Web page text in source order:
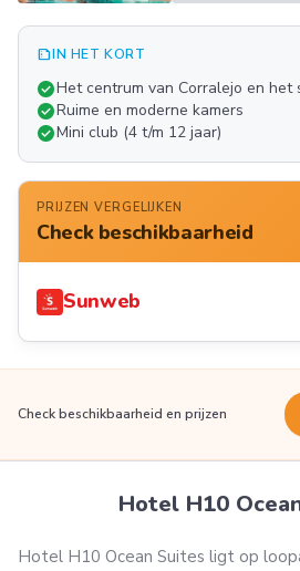
summarizeIN HET KORT
check_circleHet centrum van Corralejo en
check_circleRuime en moderne kamers
check_circleMini club (4 t/m 12 jaar)
PRIJZEN VERGELIJKEN
Check beschikbaarheid
Sunweb
Check beschikbaarheid en prijzen
Hotel H10
Hotel H10 Ocean Suites ligt op